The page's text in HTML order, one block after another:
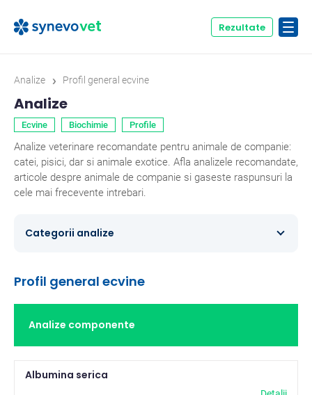
Rezultate
Analize › Profil general ecvine
Analize
Ecvine Biochimie Profile
Analize veterinare recomandate pentru animale de companie:
catei, pisici, dar si animale exotice. Afla analizele recomandate,
articole despre animale de companie si gaseste raspunsuri la
cele mai frecevente intrebari.
Categorii analize
Pasari
Profil general ecvine
Analize componente
Albumina serica